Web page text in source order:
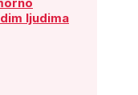
ljudima